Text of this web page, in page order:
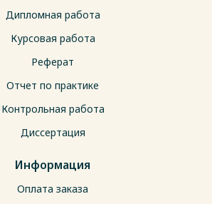
Дипломная работа
Курсовая работа
Реферат
Отчет по практике
Контрольная работа
Диссертация
Информация
Оплата заказа